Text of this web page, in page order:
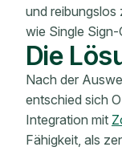
und reibungslos
wie Single
Die
Nach der
entschied sich
Integration mit
Fähigkeit, als